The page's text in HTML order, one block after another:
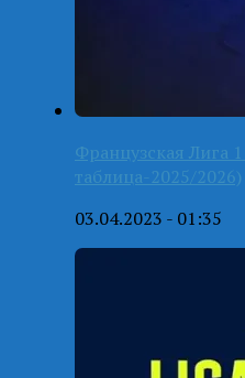
Французская Лига
таблица-2025/2026)
03.04.2023 - 01:35